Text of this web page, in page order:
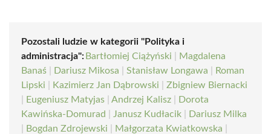
Pozostali ludzie w kategorii "Polityka i
administracja": Bartłomiej Ciążyński
Magdalena
Banaś
Dariusz Mikosa Stanisław Longawa
Roman
Lipski
Kazimierz Jan Dąbrowski
Zbigniew Biernacki
Eugeniusz Matyjas Andrzej Kalisz
Dorota
Kawińska-Domurad
Janusz Kudłacik
Dariusz Milka
Bogdan Zdrojewski Małgorzata Kwiatkowska